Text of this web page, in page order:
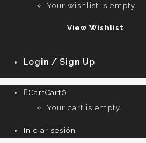
Your wishlist is empty.
View Wishlist
Login / Sign Up
CartCart0
Your cart is empty.
Iniciar sesión